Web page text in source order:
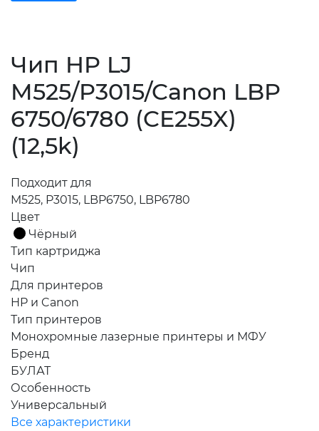
Чип HP LJ
M525/P3015/Canon LBP
6750/6780 (CE255X)
(12,5k)
Подходит для
M525, P3015, LBP6750, LBP6780
Цвет
Чёрный
Тип картриджа
Чип
Для принтеров
HP и Canon
Тип принтеров
Монохромные лазерные принтеры и МФУ
Бренд
БУЛАТ
Особенность
Универсальный
Все характеристики